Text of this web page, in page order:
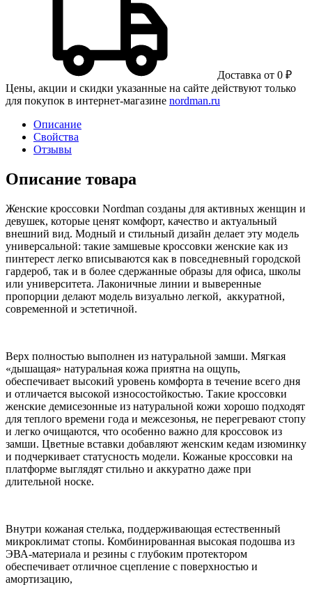
Доставка от 0 ₽
Цены, акции и скидки указанные на сайте действуют только
для покупок в интернет-магазине nordman.ru
Описание
Свойства
Отзывы
Описание товара
Женские кроссовки Nordman созданы для активных женщин и
девушек, которые ценят комфорт, качество и актуальный
внешний вид. Модный и стильный дизайн делает эту модель
универсальной: такие замшевые кроссовки женские как из
пинтерест легко вписываются как в повседневный городской
гардероб, так и в более сдержанные образы для офиса, школы
или университета. Лаконичные линии и выверенные
пропорции делают модель визуально легкой, аккуратной,
современной и эстетичной.
Верх полностью выполнен из натуральной замши. Мягкая
«дышащая» натуральная кожа приятна на ощупь,
обеспечивает высокий уровень комфорта в течение всего дня
и отличается высокой износостойкостью. Такие кроссовки
женские демисезонные из натуральной кожи хорошо подходят
для теплого времени года и межсезонья, не перегревают стопу
и легко очищаются, что особенно важно для кроссовок из
замши. Цветные вставки добавляют женским кедам изюминку
и подчеркивает статусность модели. Кожаные кроссовки на
платформе выглядят стильно и аккуратно даже при
длительной носке.
Внутри кожаная стелька, поддерживающая естественный
микроклимат стопы. Комбинированная высокая подошва из
ЭВА-материала и резины с глубоким протектором
обеспечивает отличное сцепление с поверхностью и
амортизацию,